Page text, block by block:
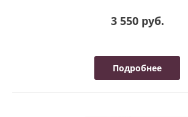
3 550 руб.
Подробнее